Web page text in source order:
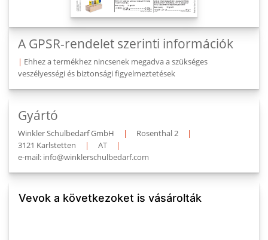
A GPSR-rendelet szerinti információk
| Ehhez a termékhez nincsenek megadva a szükséges
veszélyességi és biztonsági figyelmeztetések
Gyártó
Winkler Schulbedarf GmbH | Rosenthal 2
|
3121 Karlstetten
| AT
|
e-mail: info@winklerschulbedarf.com
Vevok a következoket is vásárolták